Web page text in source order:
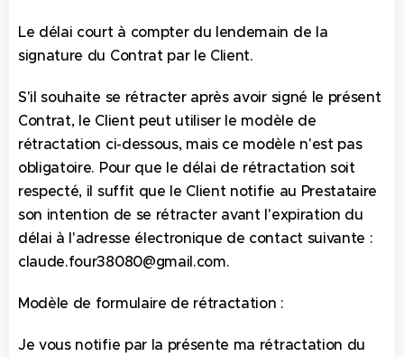
Le délai court à compter du lendemain de la
signature du Contrat par le Client.
S'il souhaite se rétracter après avoir signé le présent
Contrat, le Client peut utiliser le modèle de
rétractation ci-dessous, mais ce modèle n'est pas
obligatoire. Pour que le délai de rétractation soit
respecté, il suffit que le Client notifie au Prestataire
son intention de se rétracter avant l'expiration du
délai à l'adresse électronique de contact suivante :
claude.four38080@gmail.com.
Modèle de formulaire de rétractation :
Je vous notifie par la présente ma rétractation du